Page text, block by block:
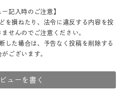
ー記入時のご注意】
を損ねたり、法令に違反する内容を投
せんのでご注意ください。
した場合は、予告なく投稿を削除する
がございます。
ューを書く